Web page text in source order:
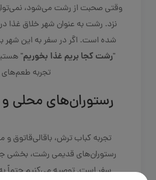
وقتی صحبت از رشت می‌شود،
نزد. رشت به عنوان شهر خلاق غذا
شده است. اگر در سفر به این شهر
"رشت کجا بریم غذا بخوریم"
تجربه
رستوران‌های محلی
تجربه کباب ترش، باقالی‌قاتوق و
رستوران‌های قدیمی رشت، بخشی
سفر است. توصیه می‌کنیم حتماً